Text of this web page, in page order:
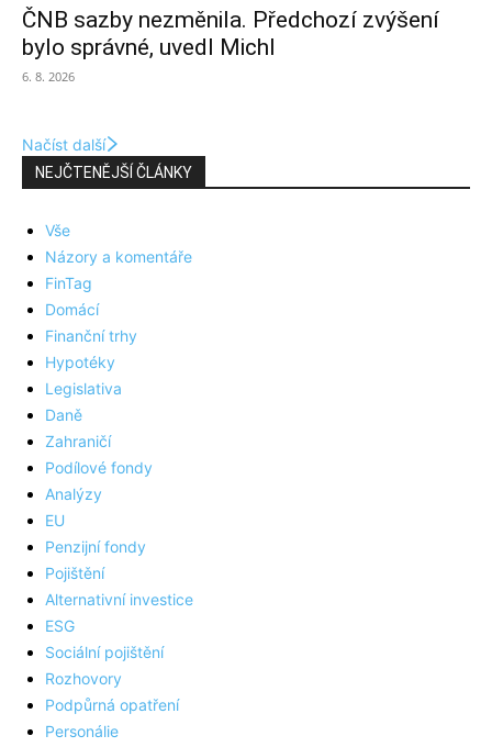
ČNB sazby nezměnila. Předchozí zvýšení
bylo správné, uvedl Michl
6. 8. 2026
Načíst další
NEJČTENĚJŠÍ ČLÁNKY
Vše
Názory a komentáře
FinTag
Domácí
Finanční trhy
Hypotéky
Legislativa
Daně
Zahraničí
Podílové fondy
Analýzy
EU
Penzijní fondy
Pojištění
Alternativní investice
ESG
Sociální pojištění
Rozhovory
Podpůrná opatření
Personálie